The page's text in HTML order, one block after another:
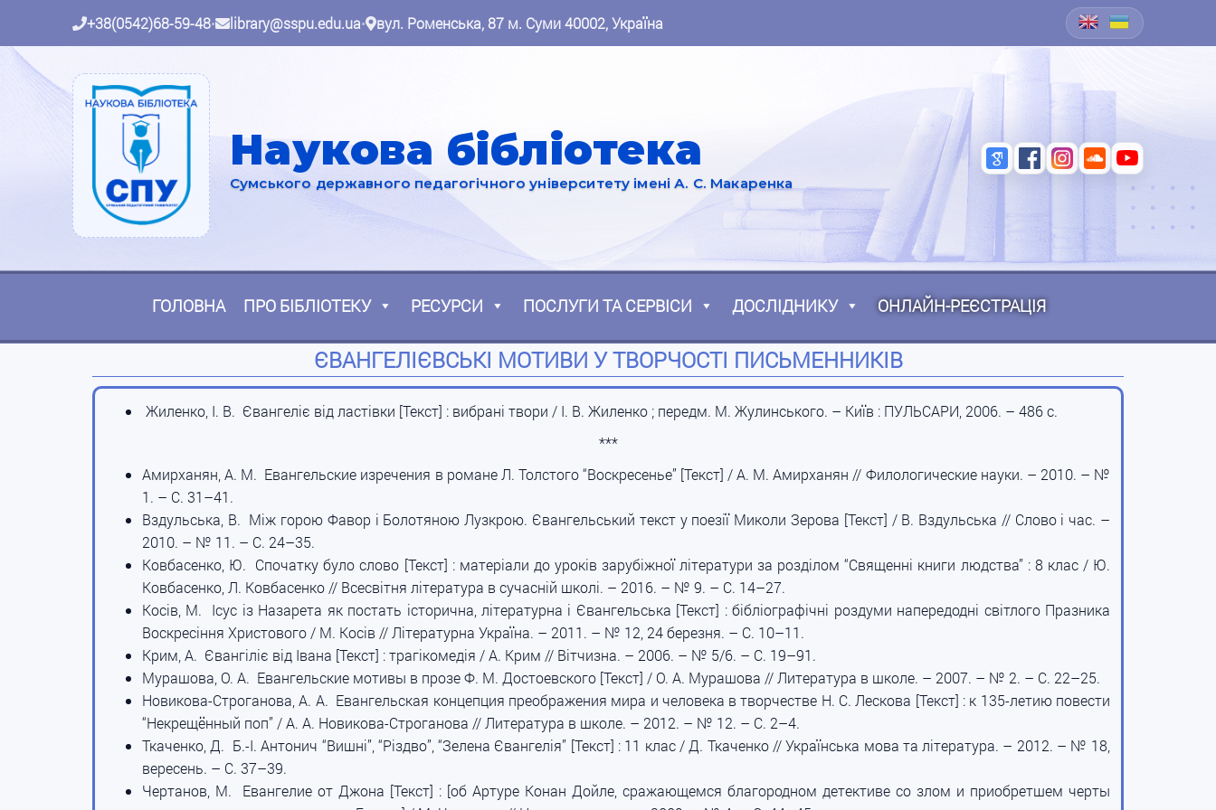
+38(0542)68-59-48• library@sspu.edu.ua• вул. Роменська, 87 м. Суми 40002, Україна
Наукова бібліотека
Сумського державного педагогічного університету імені А. С. Макаренка
ГОЛОВНА ПРО БІБЛІОТЕКУ РЕСУРСИ ПОСЛУГИ ТА СЕРВІСИ ДОСЛІДНИКУ ОНЛАЙН-РЕЄСТРАЦІЯ
ЄВАНГЕЛІЄВСЬКІ МОТИВИ У ТВОРЧОСТІ ПИСЬМЕННИКІВ
Жиленко, І. В. Євангеліє від ластівки [Текст] : вибрані твори / І. В. Жиленко ; передм. М. Жулинського. – Київ : ПУЛЬСАРИ, 2006. – 486 с.
***
Амирханян, А. М. Евангельские изречения в романе Л. Толстого “Воскресенье” [Текст] / А. М. Амирханян // Филологические науки. – 2010. – №
1. – С. 31–41.
Вздульська, В. Між горою Фавор і Болотяною Лузкрою. Євангельський текст у поезії Миколи Зерова [Текст] / В. Вздульська // Слово і час. –
2010. – № 11. – С. 24–35.
Ковбасенко, Ю. Спочатку було слово [Текст] : матеріали до уроків зарубіжної літератури за розділом “Священні книги людства” : 8 клас / Ю.
Ковбасенко, Л. Ковбасенко // Всесвітня література в сучасній школі. – 2016. – № 9. – С. 14–27.
Косів, М. Ісус із Назарета як постать історична, літературна і Євангельська [Текст] : бібліографічні роздуми напередодні світлого Празника
Воскресіння Христового / М. Косів // Літературна Україна. – 2011. – № 12, 24 березня. – С. 10–11.
Крим, А. Євангіліє від Івана [Текст] : трагікомедія / А. Крим // Вітчизна. – 2006. – № 5/6. – С. 19–91.
Мурашова, О. А. Евангельские мотивы в прозе Ф. М. Достоевского [Текст] / О. А. Мурашова // Литература в школе. – 2007. – № 2. – С. 22–25.
Новикова-Строганова, А. А. Евангельская концепция преображения мира и человека в творчестве Н. С. Лескова [Текст] : к 135-летию повести
“Некрещённый поп” / А. А. Новикова-Строганова // Литература в школе. – 2012. – № 12. – С. 2–4.
Ткаченко, Д. Б.-І. Антонич “Вишні”, “Різдво”, “Зелена Євангелія” [Текст] : 11 клас / Д. Ткаченко // Українська мова та література. – 2012. – № 18,
вересень. – С. 37–39.
Чертанов, М. Евангелие от Джона [Текст] : [об Артуре Конан Дойле, сражающемся благородном детективе со злом и приобретшем черты